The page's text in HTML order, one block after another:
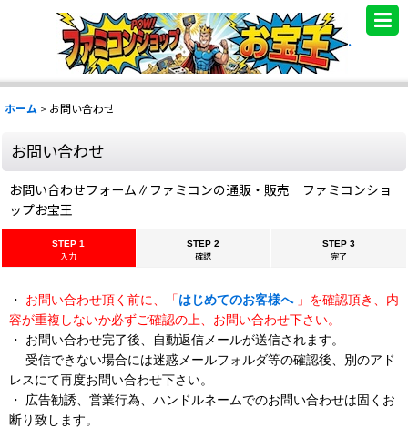
.
ホーム > お問い合わせ
お問い合わせ
お問い合わせフォーム∥ファミコンの通販・販売 ファミコンショ
ップお宝王
STEP 1
入力
STEP 2
確認
STEP 3
完了
・ お問い合わせ頂く前に、「はじめてのお客様へ 」を確認頂き、内
容が重複しないか必ずご確認の上、お問い合わせ下さい。
・ お問い合わせ完了後、自動返信メールが送信されます。
受信できない場合には迷惑メールフォルダ等の確認後、別のアド
レスにて再度お問い合わせ下さい。
・ 広告勧誘、営業行為、ハンドルネームでのお問い合わせは固くお
断り致します。